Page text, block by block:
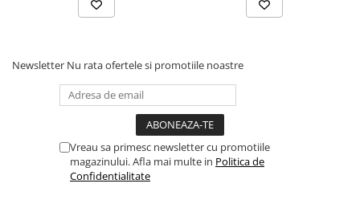
Newsletter Nu rata ofertele si promotiile noastre
Vreau sa primesc newsletter cu promotiile
magazinului. Afla mai multe in Politica de
Confidentialitate